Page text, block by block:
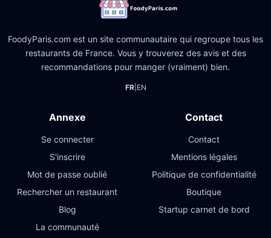
FoodyParis.com est un site communautaire qui regroupe tous les
restaurants de France. Vous y trouverez des avis et des
recommandations pour manger (vraiment) bien.
FR| EN
Annexe
Se connecter
S'inscrire
Mot de passe oublié
Rechercher un restaurant
Blog
La communauté
Contact
Contact
Mentions légales
Politique de confidentialité
Boutique
Startup carnet de bord